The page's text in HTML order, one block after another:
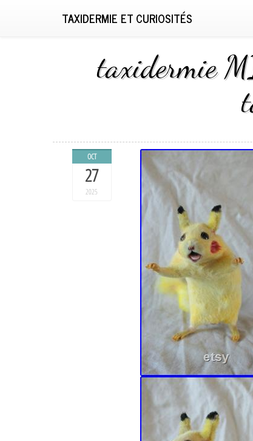
TAXIDERMIE ET CURIOSITÉS
taxidermie
OCT
27
2025